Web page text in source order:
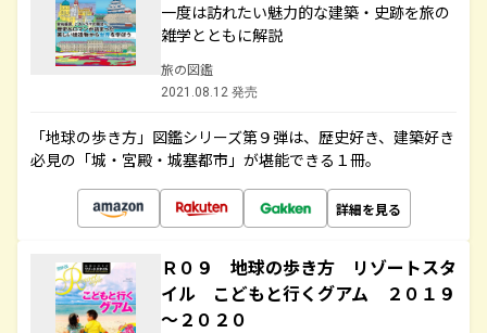
一度は訪れたい魅力的な建築・史跡を旅の
雑学とともに解説
旅の図鑑
2021.08.12 発売
「地球の歩き方」図鑑シリーズ第９弾は、歴史好き、建築好き
必見の「城・宮殿・城塞都市」が堪能できる１冊。
詳細を見る
Ｒ０９ 地球の歩き方 リゾートスタ
イル こどもと行くグアム ２０１９
～２０２０